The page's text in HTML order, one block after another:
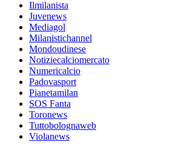
Ilmilanista
Juvenews
Mediagol
Milanistichannel
Mondoudinese
Notiziecalciomercato
Numericalcio
Padovasport
Pianetamilan
SOS Fanta
Toronews
Tuttobolognaweb
Violanews